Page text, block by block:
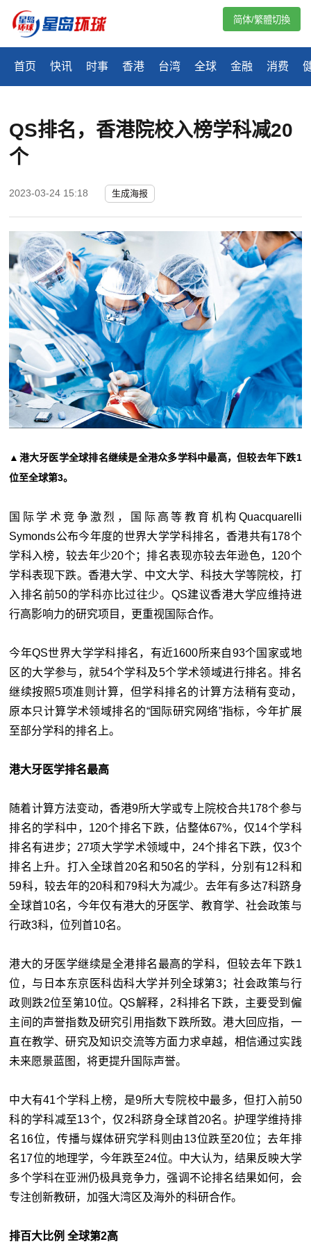
首页 快讯 时事 香港 台湾 全球 金融 消费
简体/繁體切換
QS排名，香港院校入榜学科减20
个
2023-03-24 15:18 生成海报
▲港大牙医学全球排名继续是全港众多学科中最高，但较去年下跌1
位至全球第3。
国际学术竞争激烈，国际高等教育机构Quacquarelli
Symonds公布今年度的世界大学学科排名，香港共有178个
学科入榜，较去年少20个；排名表现亦较去年逊色，120个
学科表现下跌。香港大学、中文大学、科技大学等院校，打
入排名前50的学科亦比过往少。QS建议香港大学应维持进
行高影响力的研究项目，更重视国际合作。
今年QS世界大学学科排名，有近1600所来自93个国家或地
区的大学参与，就54个学科及5个学术领域进行排名。排名
继续按照5项准则计算，但学科排名的计算方法稍有变动，
原本只计算学术领域排名的“国际研究网络”指标，今年扩展
至部分学科的排名上。
港大牙医学排名最高
随着计算方法变动，香港9所大学或专上院校合共178个参与
排名的学科中，120个排名下跌，佔整体67%，仅14个学科
排名有进步；27项大学学术领域中，24个排名下跌，仅3个
排名上升。打入全球首20名和50名的学科，分别有12科和
59科，较去年的20科和79科大为减少。去年有多达7科跻身
全球首10名，今年仅有港大的牙医学、教育学、社会政策与
行政3科，位列首10名。
港大的牙医学继续是全港排名最高的学科，但较去年下跌1
位，与日本东京医科齿科大学并列全球第3；社会政策与行
政则跌2位至第10位。QS解释，2科排名下跌，主要受到僱
主间的声誉指数及研究引用指数下跌所致。港大回应指，一
直在教学、研究及知识交流等方面力求卓越，相信通过实践
未来愿景蓝图，将更提升国际声誉。
中大有41个学科上榜，是9所大专院校中最多，但打入前50
科的学科减至13个，仅2科跻身全球首20名。护理学维持排
名16位，传播与媒体研究学科则由13位跌至20位；去年排
名17位的地理学，今年跌至24位。中大认为，结果反映大学
多个学科在亚洲仍极具竞争力，强调不论排名结果如何，会
专注创新教研，加强大湾区及海外的科研合作。
排百大比例 全球第2高